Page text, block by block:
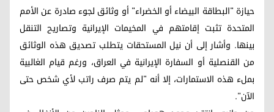
حيازة "البطاقة البيضاء أو الخضراء" أو وثائق لجوء صادرة عن الأمم
المتحدة تثبت إقامتهم في المخيمات الإيرانية وتصاريح التنقل
بينها. وأشار إلى أن نيل المستحقات يتطلب تصديق هذه الوثائق
من القنصلية أو السفارة الإيرانية في العراق، ورغم قيام الغالبية
بملء هذه الاستمارات، إلا أنه "لم يتم صرف راتب لأي شخص حتى
الآن".